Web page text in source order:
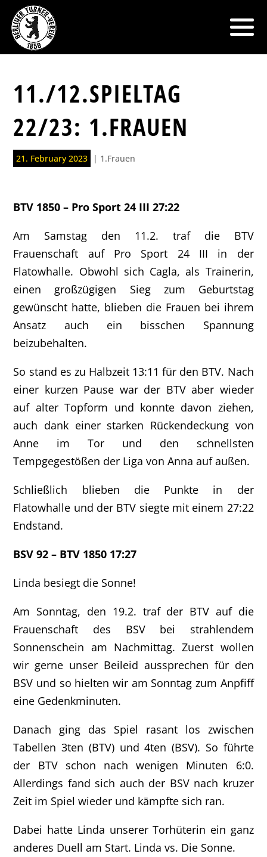
11./12.SPIELTAG
22/23: 1.FRAUEN
21. February 2023 | 1.Frauen
BTV 1850 – Pro Sport 24 III 27:22
Am Samstag den 11.2. traf die BTV
Frauenschaft auf Pro Sport 24 III in der
Flatowhalle. Obwohl sich Cagla, als Trainerin,
einen großzügigen Sieg zum Geburtstag
gewünscht hatte, blieben die Frauen bei ihrem
Ansatz auch ein bisschen Spannung
beizubehalten.
So stand es zu Halbzeit 13:11 für den BTV. Nach
einer kurzen Pause war der BTV aber wieder
auf alter Topform und konnte davon ziehen,
auch dank einer starken Rückendeckung von
Anne im Tor und den schnellsten
Tempgegestößen der Liga von Anna auf außen.
Schließlich blieben die Punkte in der
Flatowhalle und der BTV siegte mit einem 27:22
Endstand.
BSV 92 – BTV 1850 17:27
Linda besiegt die Sonne!
Am Sonntag, den 19.2. traf der BTV auf die
Frauenschaft des BSV bei strahlendem
Sonnenschein am Nachmittag. Zuerst wollen
wir gerne unser Beileid aussprechen für den
BSV und so hielten wir am Sonntag zum Anpfiff
eine Gedenkminuten.
Danach ging das Spiel rasant los zwischen
Tabellen 3ten (BTV) und 4ten (BSV). So führte
der BTV schon nach wenigen Minuten 6:0.
Allerdings fand sich auch der BSV nach kruzer
Zeit im Spiel wieder und kämpfte sich ran.
Dabei hatte Linda unserer Torhüterin ein ganz
anderes Duell am Start. Linda vs. Die Sonne.